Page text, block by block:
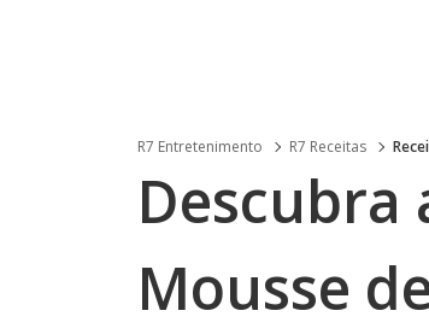
R7 Entretenimento R7 Receitas
Descubra
Mousse